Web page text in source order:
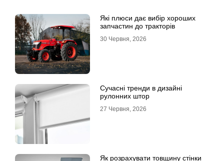
Які плюси дає вибір хороших
запчастин до тракторів
30 Червня, 2026
Сучасні тренди в дизайні
рулонних штор
27 Червня, 2026
Як розрахувати товщину стінки